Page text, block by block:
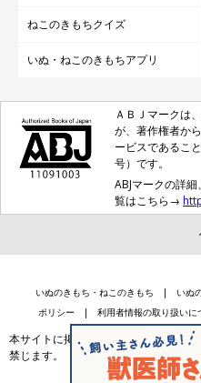
ねこのきもちクイズ
いぬ・ねこのきもちアプリ
ＡＢＪマークは
が、著作権者か
ービスであるこ
号）です。
ABJマークの詳
覧はこちら→
いぬのきもち・ねこのきもち いぬ
ポリシー
利用者情報の取り扱いに
本サイトに掲載されている記事・写
禁じます。